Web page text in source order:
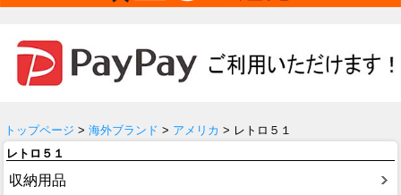
トップページ > 海外ブランド > アメリカ > レトロ５１
レトロ５１
収納用品